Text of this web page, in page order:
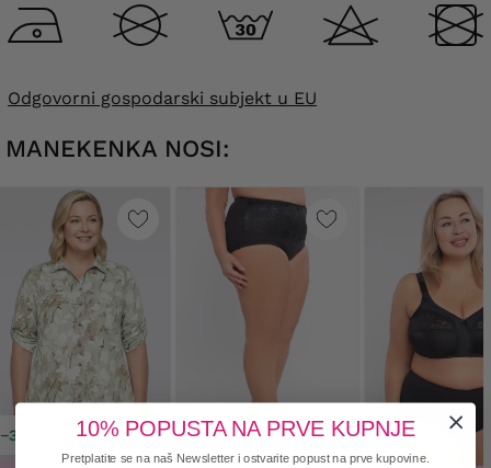
Odgovorni gospodarski subjekt u EU
MANEKENKA NOSI:
−30% 10% POPUSTA NA PRVE KUPNJE
Pretplatite se na naš Newsletter i ostvarite popust na prve kupovine.